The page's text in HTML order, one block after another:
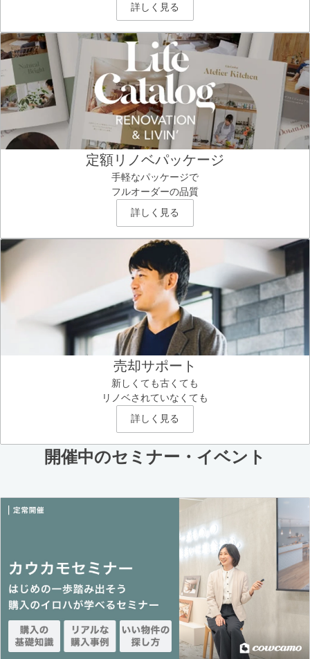
詳しく見る
定額リノベパッケージ
手軽なパッケージで
フルオーダーの品質
詳しく見る
売却サポート
新しくても古くても
リノベされていなくても
詳しく見る
開催中のセミナー・イベント